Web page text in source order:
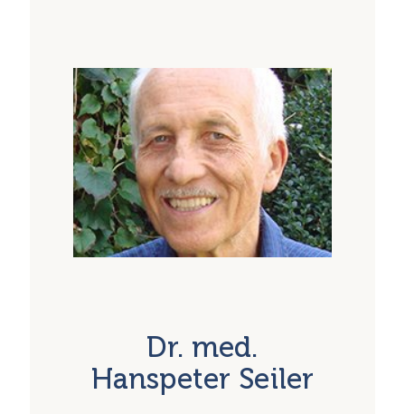
materielle Schöpfung in Form einer
spiralförmigen feinstofflichen
Wirbelbewegung aus sich hervorgehen. Auf
der biologischen Ebene, wo sich die
Schöpfung vervollkommnet, ist diese
unzerstörbare Urkraft natürlich auch ganz
besonders für die Bildung und Erhaltung
unseres Körpers verantwortlich.
Dieses uralte Wissen hat sich in den
Energiezentrum entspricht auf der
energetischen Ebene der embryonalen
materiellen Blutströmung in der spiralförmigen
Dr. med.
Hanspeter Seiler